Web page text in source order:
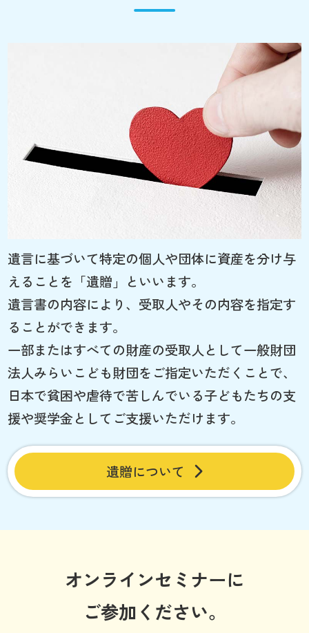
遺言に基づいて特定の個人や団体に資産を分け与
えることを「遺贈」といいます。
遺言書の内容により、受取人やその内容を指定す
ることができます。
一部またはすべての財産の受取人として一般財団
法人みらいこども財団をご指定いただくことで、
日本で貧困や虐待で苦しんでいる子どもたちの支
援や奨学金としてご支援いただけます。
遺贈について
オンラインセミナーに
ご参加ください。